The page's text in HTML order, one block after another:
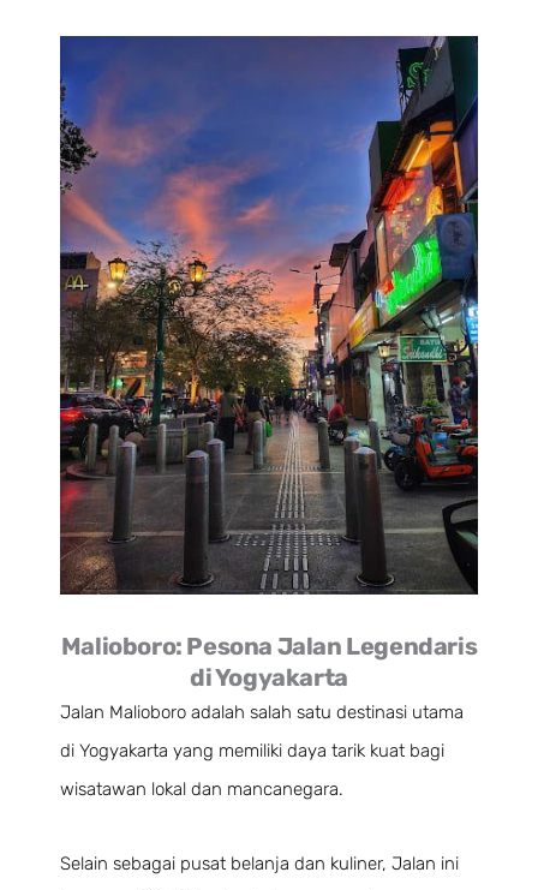
Malioboro: Pesona Jalan Legendaris
di Yogyakarta
Jalan Malioboro adalah salah satu destinasi utama
di Yogyakarta yang memiliki daya tarik kuat bagi
wisatawan lokal dan mancanegara.
Selain sebagai pusat belanja dan kuliner, Jalan ini